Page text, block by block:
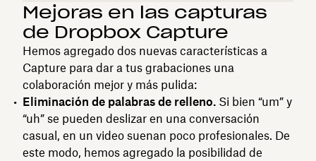
Mejoras en las capturas
de Dropbox Capture
Hemos agregado dos nuevas características a
Capture para dar a tus grabaciones una
colaboración mejor y más pulida:
Eliminación de palabras de relleno. Si bien “um” y
“uh” se pueden deslizar en una conversación
casual, en un video suenan poco profesionales. De
este modo, hemos agregado la posibilidad de